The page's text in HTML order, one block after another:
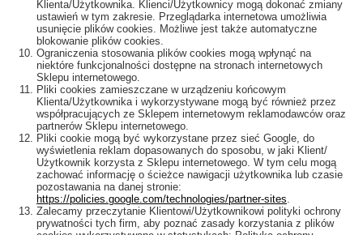
Klienta/Użytkownika. Klienci/Użytkownicy mogą dokonać zmiany
ustawień w tym zakresie. Przeglądarka internetowa umożliwia
usunięcie plików cookies. Możliwe jest także automatyczne
blokowanie plików cookies.
Ograniczenia stosowania plików cookies mogą wpłynąć na
niektóre funkcjonalności dostępne na stronach internetowych
Sklepu internetowego.
Pliki cookies zamieszczane w urządzeniu końcowym
Klienta/Użytkownika i wykorzystywane mogą być również przez
współpracujących ze Sklepem internetowym reklamodawców oraz
partnerów Sklepu internetowego.
Pliki cookie mogą być wykorzystane przez sieć Google, do
wyświetlenia reklam dopasowanych do sposobu, w jaki Klient/
Użytkownik korzysta z Sklepu internetowego. W tym celu mogą
zachować informację o ścieżce nawigacji użytkownika lub czasie
pozostawania na danej stronie:
https://policies.google.com/technologies/partner-sites.
Zalecamy przeczytanie Klientowi/Użytkownikowi polityki ochrony
prywatności tych firm, aby poznać zasady korzystania z plików